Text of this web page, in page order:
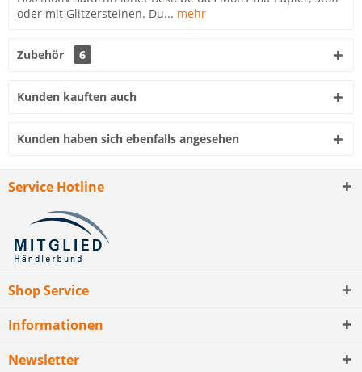
oder mit Glitzersteinen. Du... mehr
Zubehör 6
Kunden kauften auch
Kunden haben sich ebenfalls angesehen
Service Hotline
Shop Service
Informationen
Newsletter